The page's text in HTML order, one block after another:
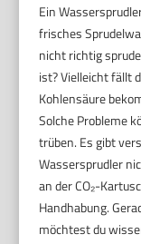
Ein
frisches
nicht richtig
ist? Vielleicht fällt
Kohlensäure
Solche Probleme
trüben. Es gibt
Wassersprudler
an der CO₂-
Handhabung.
möchtest du